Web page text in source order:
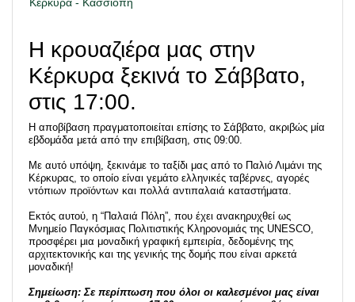
Η κρουαζιέρα μας στην
Κέρκυρα ξεκινά το Σάββατο,
στις 17:00.
Η αποβίβαση πραγματοποιείται επίσης το Σάββατο, ακριβώς μία
εβδομάδα μετά από την επιβίβαση, στις 09:00.
Με αυτό υπόψη, ξεκινάμε το ταξίδι μας από το Παλιό Λιμάνι της
Κέρκυρας, το οποίο είναι γεμάτο ελληνικές ταβέρνες, αγορές
ντόπιων προϊόντων και πολλά αντιπαλαιά καταστήματα.
Εκτός αυτού, η “Παλαιά Πόλη”, που έχει ανακηρυχθεί ως
Μνημείο Παγκόσμιας Πολιτιστικής Κληρονομιάς της UNESCO,
προσφέρει μια μοναδική γραφική εμπειρία, δεδομένης της
αρχιτεκτονικής και της γενικής της δομής που είναι αρκετά
μοναδική!
Σημείωση: Σε περίπτωση που όλοι οι καλεσμένοι μας είναι